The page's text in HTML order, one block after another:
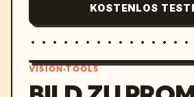
KOSTENLOS
VISION-TOOLS